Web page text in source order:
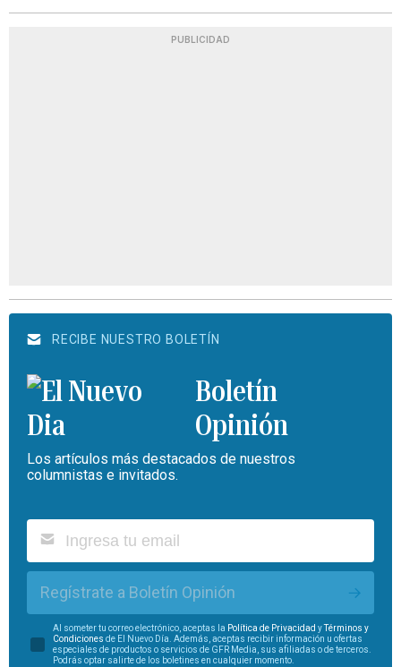
PUBLICIDAD
RECIBE NUESTRO BOLETÍN
Boletín
Opinión
Los artículos más destacados de nuestros
columnistas e invitados.
Regístrate a Boletín Opinión
Al someter tu correo electrónico, aceptas la Política de Privacidad yTérminos y
Condiciones de El Nuevo Día. Además, aceptas recibir información u ofertas
especiales de productos o servicios de GFR Media, sus afiliadas o de terceros.
Podrás optar salirte de los boletines en cualquier momento.